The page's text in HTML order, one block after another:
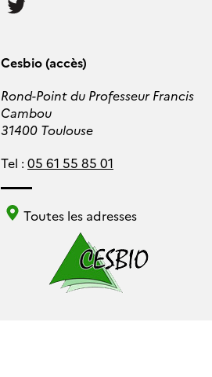
Cesbio (accès)
Rond-Point du Professeur Francis
Cambou
31400 Toulouse
Tel : 05 61 55 85 01
Toutes les adresses